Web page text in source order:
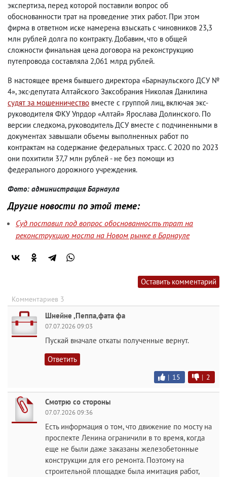
экспертиза, перед которой поставили вопрос об
обоснованности трат на проведение этих работ. При этом
фирма в ответном иске намерена взыскать с чиновников 23,3
млн рублей долга по контракту. Добавим, что в общей
сложности финальная цена договора на реконструкцию
путепровода составляла 2,061 млрд рублей.
В настоящее время бывшего директора «Барнаульского ДСУ №
4», экс-депутата Алтайского Заксобрания Николая Данилина
судят за мошенничество вместе с группой лиц, включая экс-
руководителя ФКУ Упрдор «Алтай» Ярослава Долинского. По
версии следкома, руководитель ДСУ вместе с подчиненными в
документах завышали объемы выполненных работ по
контрактам на содержание федеральных трасс. С 2020 по 2023
они похитили 37,7 млн рублей - не без помощи из
федерального дорожного учреждения.
Фото: администрация Барнаула
Другие новости по этой теме:
Суд поставил под вопрос обоснованность трат на
реконструкцию моста на Новом рынке в Барнауле
Оставить комментарий
Комментариев 3
Шнейне ,Пеппа,фата фа
07.07.2026 09:03
Пускай вначале откаты полученные вернут.
Ответить
| 15 | 2
Смотрю со стороны
07.07.2026 09:36
Есть информация о том, что движение по мосту на
проспекте Ленина ограничили в то время, когда
еще не были даже заказаны железобетонные
конструкции для его ремонта. Поэтому на
строительной площадке была имитация работ,